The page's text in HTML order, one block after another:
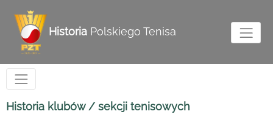
Historia Polskiego Tenisa
Historia klubów / sekcji tenisowych